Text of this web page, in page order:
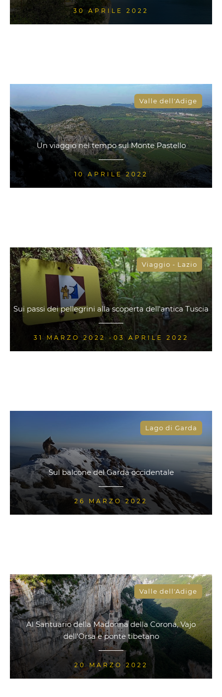
30 APRILE 2022
Valle dell'Adige
Un viaggio nel tempo sul Monte Pastello
10 APRILE 2022
Viaggio - Lazio
Sui passi dei pellegrini alla scoperta dell'antica Tuscia
31 MARZO 2022 -03 APRILE 2022
Lago di Garda
Sul balcone del Garda occidentale
26 MARZO 2022
Valle dell'Adige
Al Santuario della Madonna della Corona, Vajo
dell'Orsa e ponte tibetano
20 MARZO 2022